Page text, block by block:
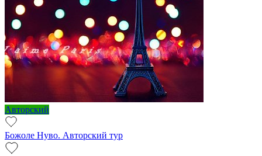
Авторский
Божоле Нуво. Авторский тур